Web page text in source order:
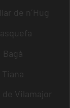
de n´Hug
Bagà
Tiana
Vilamajor